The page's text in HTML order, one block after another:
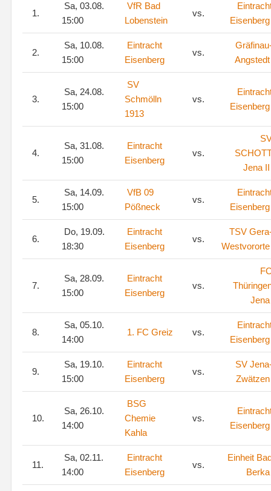
1.
Sa, 03.08.
15:00
VfR Bad
Lobenstein
vs.
Eisenberg
2.
Sa, 10.08.
15:00
Eintracht
Eisenberg
vs.
Angstedt
3.
Sa, 24.08.
15:00
SV
Schmölln
1913
vs.
Eisenberg
4.
Sa, 31.08.
15:00
Eintracht
Eisenberg
vs.
Jena II
5.
Sa, 14.09.
15:00
VfB 09
Pößneck
vs.
Eisenberg
6.
Do, 19.09.
18:30
Eintracht
Eisenberg
vs.
TSV
Westvororte
7.
Sa, 28.09.
15:00
Eintracht
Eisenberg
vs.
Jena
8.
Sa, 05.10.
14:00
1. FC Greiz vs.
Eisenberg
9.
Sa, 19.10.
15:00
Eintracht
Eisenberg
vs.
SV
Zwätzen
10.
Sa, 26.10.
14:00
BSG
Chemie
Kahla
vs.
Eisenberg
11.
Sa, 02.11.
14:00
Eintracht
Eisenberg
vs.
Einheit
Berka